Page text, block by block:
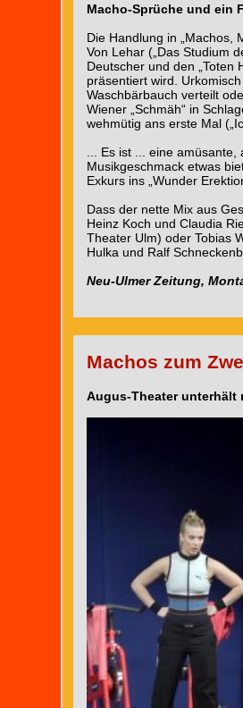
Macho-Sprüche und ein
Die Handlung in „Machos,
Von Lehar („Das Studium
Deutscher und den „Toten
präsentiert wird.
Waschbärbauch verteilt
Wiener „Schmäh“ in
wehmütig ans erste Mal
... Es ist
... eine
Musikgeschmack etwas
Exkurs ins „Wunder
Dass der nette Mix aus
Heinz Koch und Claudia
Theater Ulm) oder Tobias
Hulka und Ralf
Neu-Ulmer Zeitung,
Machos zum
Augus-Theater unterhält